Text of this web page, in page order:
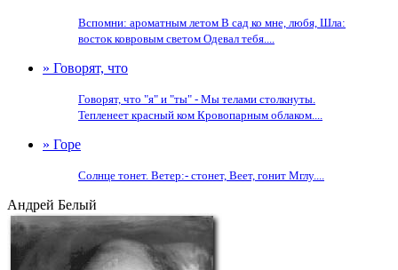
Вспомни: ароматным летом В сад ко мне, любя, Шла:
восток ковровым светом Одевал тебя....
» Говорят, что
Говорят, что "я" и "ты" - Мы телами столкнуты.
Тепленеет красный ком Кровопарным облаком....
» Горе
Солнце тонет. Ветер:- стонет, Веет, гонит Мглу....
Андрей Белый